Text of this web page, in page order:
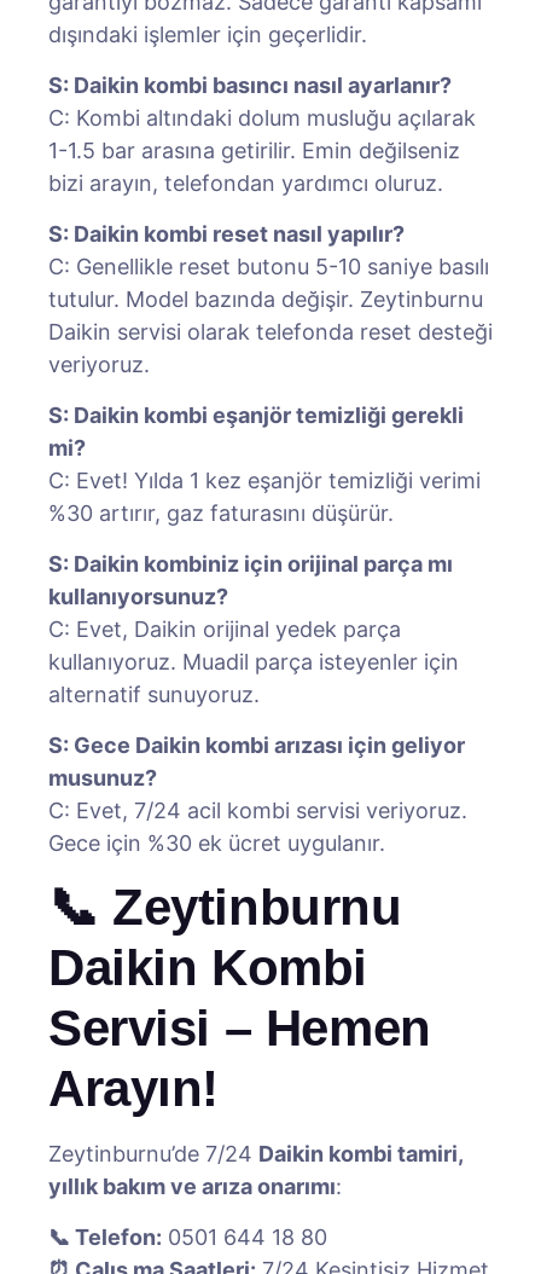
dışındaki işlemler için geçerlidir.
S: Daikin kombi basıncı nasıl ayarlanır?
C: Kombi altındaki dolum musluğu açılarak
1-1.5 bar arasına getirilir. Emin değilseniz
bizi arayın, telefondan yardımcı oluruz.
S: Daikin kombi reset nasıl yapılır?
C: Genellikle reset butonu 5-10 saniye basılı
tutulur. Model bazında değişir. Zeytinburnu
Daikin servisi olarak telefonda reset desteği
veriyoruz.
S: Daikin kombi eşanjör temizliği gerekli
mi?
C: Evet! Yılda 1 kez eşanjör temizliği verimi
%30 artırır, gaz faturasını düşürür.
S: Daikin kombiniz için orijinal parça mı
kullanıyorsunuz?
C: Evet, Daikin orijinal yedek parça
kullanıyoruz. Muadil parça isteyenler için
alternatif sunuyoruz.
S: Gece Daikin kombi arızası için geliyor
musunuz?
C: Evet, 7/24 acil kombi servisi veriyoruz.
Gece için %30 ek ücret uygulanır.
📞 Zeytinburnu
Daikin Kombi
Servisi – Hemen
Arayın!
Zeytinburnu’de 7/24 Daikin kombi tamiri,
yıllık bakım ve arıza onarımı:
📞 Telefon: 0501 644 18 80